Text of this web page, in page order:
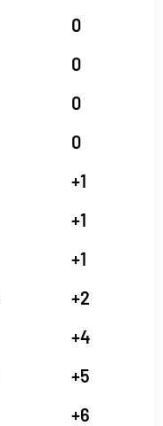
0
0
0
0
+1
+1
+1
+2
+4
+5
+6